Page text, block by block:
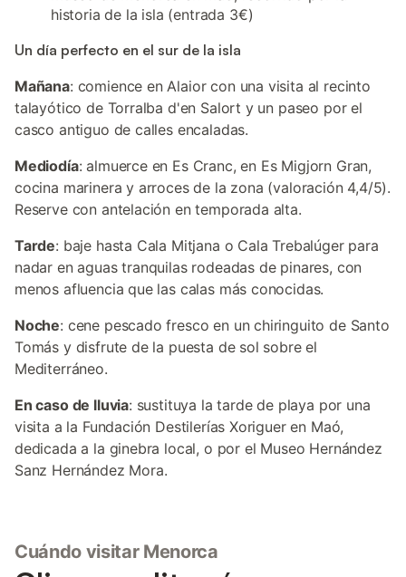
historia de la isla (entrada 3€)
Un día perfecto en el sur de la isla
Mañana: comience en Alaior con una visita al recinto
talayótico de Torralba d'en Salort y un paseo por el
casco antiguo de calles encaladas.
Mediodía: almuerce en Es Cranc, en Es Migjorn Gran,
cocina marinera y arroces de la zona (valoración 4,4/5).
Reserve con antelación en temporada alta.
Tarde: baje hasta Cala Mitjana o Cala Trebalúger para
nadar en aguas tranquilas rodeadas de pinares, con
menos afluencia que las calas más conocidas.
Noche: cene pescado fresco en un chiringuito de Santo
Tomás y disfrute de la puesta de sol sobre el
Mediterráneo.
En caso de lluvia: sustituya la tarde de playa por una
visita a la Fundación Destilerías Xoriguer en Maó,
dedicada a la ginebra local, o por el Museo Hernández
Sanz Hernández Mora.
Cuándo visitar Menorca